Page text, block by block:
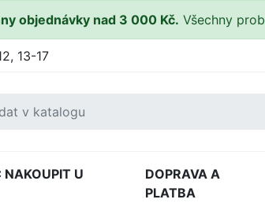
objednávky nad 3 000 Kč. Všechny
13-17
NAKOUPIT U
DOPRAVA A
PLATBA